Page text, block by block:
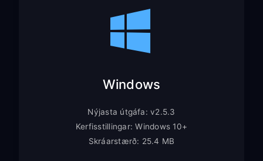
Windows
Nýjasta útgáfa: v2.5.3
Kerfisstillingar: Windows 10+
Skráarstærð: 25.4 MB